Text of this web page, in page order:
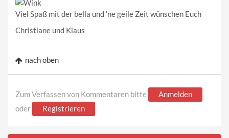
Viel Spaß mit der bella und 'ne geile Zeit wünschen Euch
Christiane und Klaus
nach oben
Zum Verfassen von Kommentaren bitte
Anmelden
oder
Registrieren .